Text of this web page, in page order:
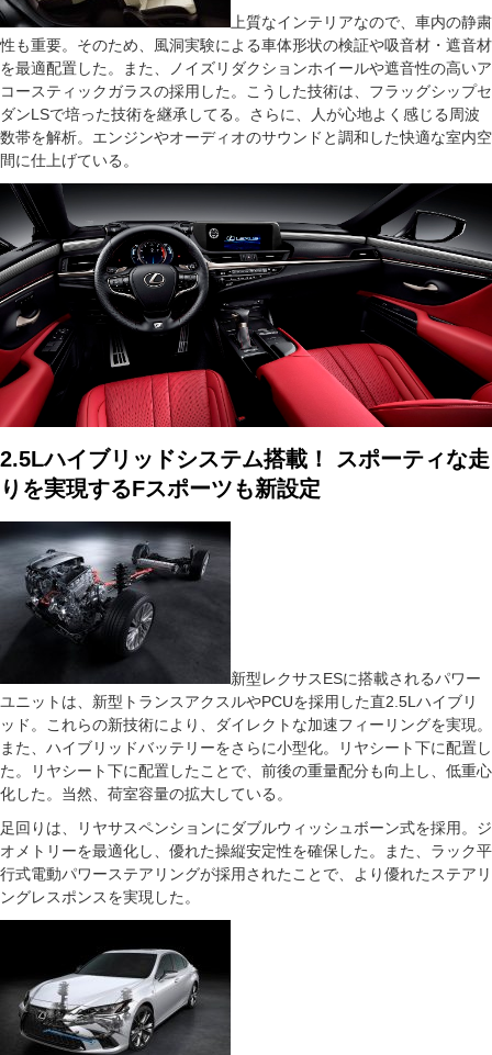
上質なインテリアなので、車内の静粛
性も重要。そのため、風洞実験による車体形状の検証や吸音材・遮音材
を最適配置した。また、ノイズリダクションホイールや遮音性の高いア
コースティックガラスの採用した。こうした技術は、フラッグシップセ
ダンLSで培った技術を継承してる。さらに、人が心地よく感じる周波
数帯を解析。エンジンやオーディオのサウンドと調和した快適な室内空
間に仕上げている。
2.5Lハイブリッドシステム搭載！ スポーティな走
りを実現するFスポーツも新設定
新型レクサスESに搭載されるパワー
ユニットは、新型トランスアクスルやPCUを採用した直2.5Lハイブリ
ッド。これらの新技術により、ダイレクトな加速フィーリングを実現。
また、ハイブリッドバッテリーをさらに小型化。リヤシート下に配置し
た。リヤシート下に配置したことで、前後の重量配分も向上し、低重心
化した。当然、荷室容量の拡大している。
足回りは、リヤサスペンションにダブルウィッシュボーン式を採用。ジ
オメトリーを最適化し、優れた操縦安定性を確保した。また、ラック平
行式電動パワーステアリングが採用されたことで、より優れたステアリ
ングレスポンスを実現した。